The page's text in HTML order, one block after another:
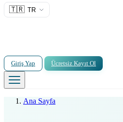
🇹🇷 TR
Giriş Yap Ücretsiz Kayıt Ol
Ana Sayfa